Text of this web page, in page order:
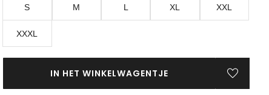
S M L XL XXL
XXXL
IN HET WINKELWAGENTJE